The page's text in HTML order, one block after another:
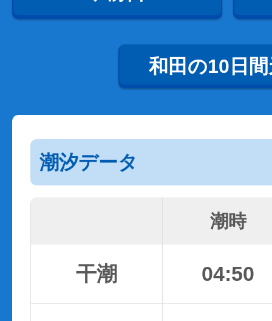
和田の10日
潮汐データ
潮時
干潮 04:50